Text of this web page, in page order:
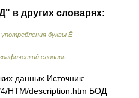
в других словарях:
буквы Ё
словарь
данных Источник:
HTM/description.htm БОД